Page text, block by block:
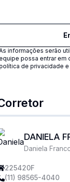
informações serão
possa entrar em
de privacidade
DANIELA
Daniela
225420F
(11) 98565-4040